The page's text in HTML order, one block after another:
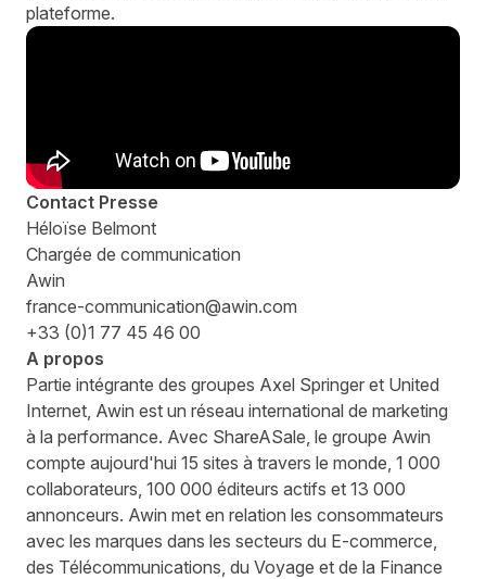
plateforme.
Contact Presse
Héloïse Belmont
Chargée de communication
Awin
france-communication@awin.com
+33 (0)1 77 45 46 00
A propos
Partie intégrante des groupes Axel Springer et United
Internet, Awin est un réseau international de marketing
à la performance. Avec ShareASale, le groupe Awin
compte aujourd'hui 15 sites à travers le monde, 1 000
collaborateurs, 100 000 éditeurs actifs et 13 000
annonceurs. Awin met en relation les consommateurs
avec les marques dans les secteurs du E-commerce,
des Télécommunications, du Voyage et de la Finance